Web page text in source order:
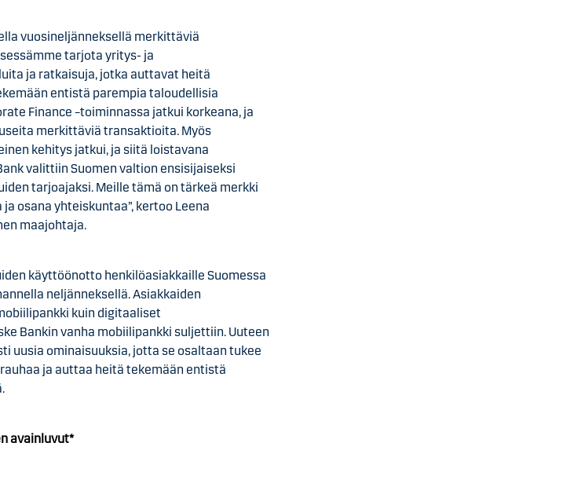
vuosineljänneksellä merkittäviä
tarjota yritys- ja
ja ratkaisuja, jotka auttavat heitä
entistä parempia taloudellisia
Finance –toiminnassa jatkui korkeana, ja
merkittäviä transaktioita. Myös
kehitys jatkui, ja siitä loistavana
valittiin Suomen valtion ensisijaiseksi
tarjoajaksi. Meille tämä on tärkeä merkki
osana yhteiskuntaa”, kertoo Leena
maajohtaja.
käyttöönotto henkilöasiakkaille Suomessa
neljänneksellä. Asiakkaiden
kuin digitaaliset
Bankin vanha mobiilipankki suljettiin. Uuteen
uusia ominaisuuksia, jotta se osaltaan tukee
ja auttaa heitä tekemään entistä
avainluvut*